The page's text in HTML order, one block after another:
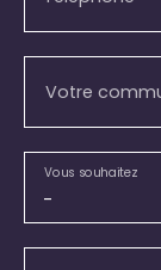
Votre
-
Vous souhaitez